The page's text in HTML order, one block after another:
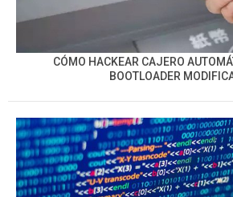
CÓMO HACKEAR CAJERO
BOOTLOADER